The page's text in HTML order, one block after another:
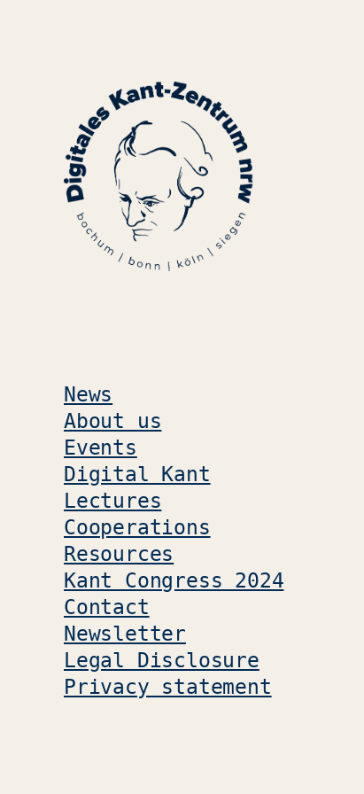
News
About us
Events
Digital Kant
Lectures
Cooperations
Resources
Kant Congress 2024
Contact
Newsletter
Legal Disclosure
Privacy statement